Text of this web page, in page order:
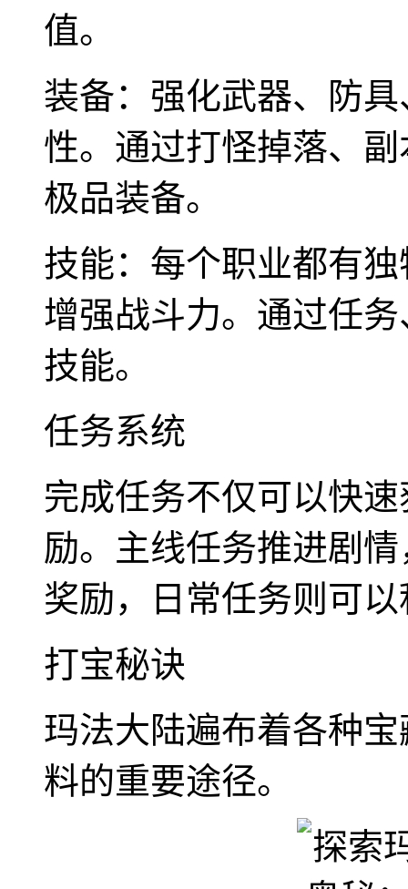
值。
装备：强化武器、防
性。通过打怪掉落、
极品装备。
技能：每个职业都有
增强战斗力。通过任
技能。
任务系统
完成任务不仅可以快
励。主线任务推进剧
奖励，日常任务则可
打宝秘诀
玛法大陆遍布着各种
料的重要途径。